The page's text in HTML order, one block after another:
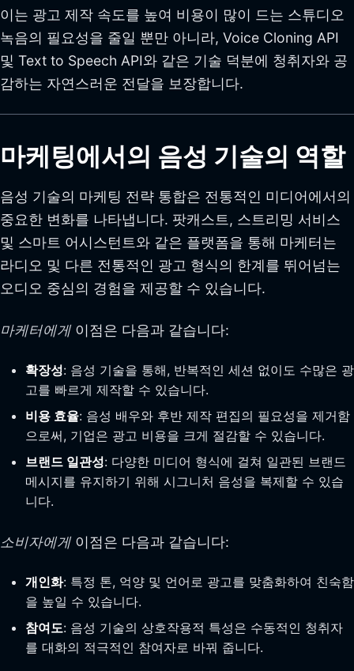
이는 광고 제작 속도를 높여 비용이 많이 드는 스튜디오
녹음의 필요성을 줄일 뿐만 아니라, Voice Cloning API
및 Text to Speech API와 같은 기술 덕분에 청취자와 공
감하는 자연스러운 전달을 보장합니다.
마케팅에서의 음성 기술의 역할
음성 기술의 마케팅 전략 통합은 전통적인 미디어에서의
중요한 변화를 나타냅니다. 팟캐스트, 스트리밍 서비스
및 스마트 어시스턴트와 같은 플랫폼을 통해 마케터는
라디오 및 다른 전통적인 광고 형식의 한계를 뛰어넘는
오디오 중심의 경험을 제공할 수 있습니다.
마케터에게이점은 다음과 같습니다:
확장성: 음성 기술을 통해, 반복적인 세션 없이도 수많은 광
고를 빠르게 제작할 수 있습니다.
비용 효율: 음성 배우와 후반 제작 편집의 필요성을 제거함
으로써, 기업은 광고 비용을 크게 절감할 수 있습니다.
브랜드 일관성: 다양한 미디어 형식에 걸쳐 일관된 브랜드
메시지를 유지하기 위해 시그니처 음성을 복제할 수 있습
니다.
소비자에게이점은 다음과 같습니다:
개인화: 특정 톤, 억양 및 언어로 광고를 맞춤화하여 친숙함
을 높일 수 있습니다.
참여도: 음성 기술의 상호작용적 특성은 수동적인 청취자
를 대화의 적극적인 참여자로 바꿔 줍니다.